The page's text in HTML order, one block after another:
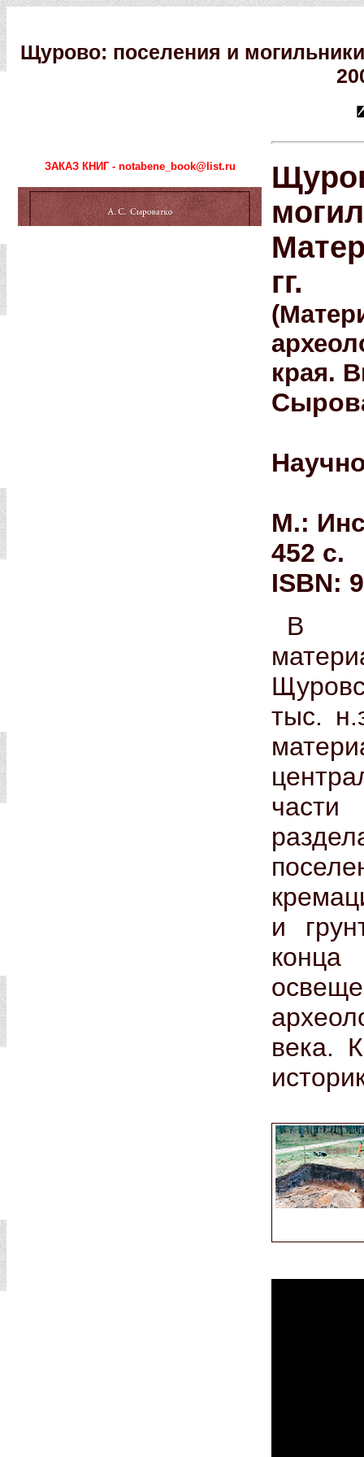
Щурово: поселения и
ЗАКАЗ КНИГ - notabene_book@list.ru
гг.
края.
М.:
452 с.
ISBN:
В
тыс.
части
и
века.